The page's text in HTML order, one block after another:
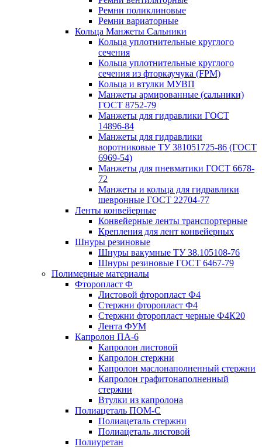
Ремни поликлиновые
Ремни вариаторные
Кольца Манжеты Сальники
Кольца уплотнительные круглого
сечения
Кольца уплотнительные круглого
сечения из фторкаучука (FPM)
Кольца и втулки МУВП
Манжеты армированные (сальники)
ГОСТ 8752-79
Манжеты для гидравлики ГОСТ
14896-84
Манжеты для гидравлики
воротниковые ТУ 381051725-86 (ГОСТ
6969-54)
Манжеты для пневматики ГОСТ 6678-
72
Манжеты и кольца для гидравлики
шевронные ГОСТ 22704-77
Ленты конвейерные
Конвейерные ленты транспортерные
Крепления для лент конвейерных
Шнуры резиновые
Шнуры вакумные ТУ 38.105108-76
Шнуры резиновые ГОСТ 6467-79
Полимерные материалы
Фторопласт Ф
Листовой фторопласт Ф4
Стержни фторопласт Ф4
Стержни фторопласт черные Ф4К20
Лента ФУМ
Капролон ПА-6
Капролон листовой
Капролон стержни
Капролон маслонаполненный стержни
Капролон графитонаполненный
стержни
Втулки из капролона
Полиацеталь ПОМ-С
Полиацеталь стержни
Полиацеталь листовой
Полиуретан